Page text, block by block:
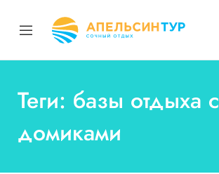
Теги: базы отдыха с
домиками